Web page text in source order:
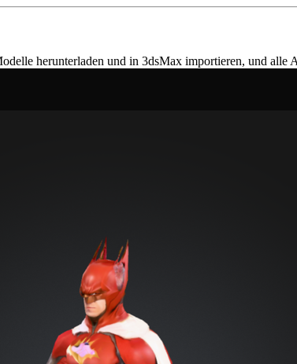
herunterladen und in 3dsMax importieren, und alle